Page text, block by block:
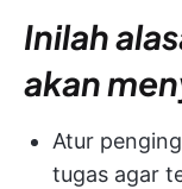
Inilah
akan
Atur
tugas agar